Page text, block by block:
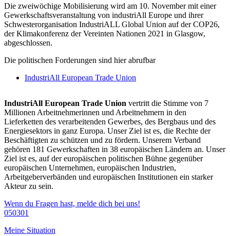
Die zweiwöchige Mobilisierung wird am 10. November mit einer
Gewerkschaftsveranstaltung von industriAll Europe und ihrer
Schwesterorganisation IndustriALL Global Union auf der COP26,
der Klimakonferenz der Vereinten Nationen 2021 in Glasgow,
abgeschlossen.
Die politischen Forderungen sind hier abrufbar
IndustriAll European Trade Union
IndustriAll European Trade Union vertritt die Stimme von 7
Millionen Arbeitnehmerinnen und Arbeitnehmern in den
Lieferketten des verarbeitenden Gewerbes, des Bergbaus und des
Energiesektors in ganz Europa. Unser Ziel ist es, die Rechte der
Beschäftigten zu schützen und zu fördern. Unserem Verband
gehören 181 Gewerkschaften in 38 europäischen Ländern an. Unser
Ziel ist es, auf der europäischen politischen Bühne gegenüber
europäischen Unternehmen, europäischen Industrien,
Arbeitgeberverbänden und europäischen Institutionen ein starker
Akteur zu sein.
Wenn du Fragen hast, melde dich bei uns!
050301
Meine Situation